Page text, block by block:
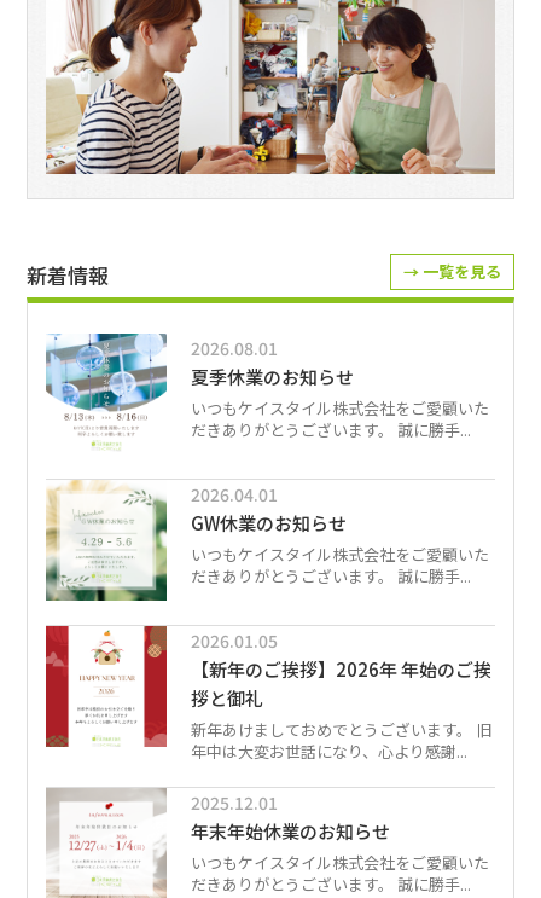
新着情報 → 一覧を見る
2026.08.01
夏季休業のお知らせ
いつもケイスタイル株式会社をご愛顧いた
だきありがとうございます。 誠に勝手...
2026.04.01
GW休業のお知らせ
いつもケイスタイル株式会社をご愛顧いた
だきありがとうございます。 誠に勝手...
2026.01.05
【新年のご挨拶】2026年 年始のご挨
拶と御礼
新年あけましておめでとうございます。 旧
年中は大変お世話になり、心より感謝...
2025.12.01
年末年始休業のお知らせ
いつもケイスタイル株式会社をご愛顧いた
だきありがとうございます。 誠に勝手...